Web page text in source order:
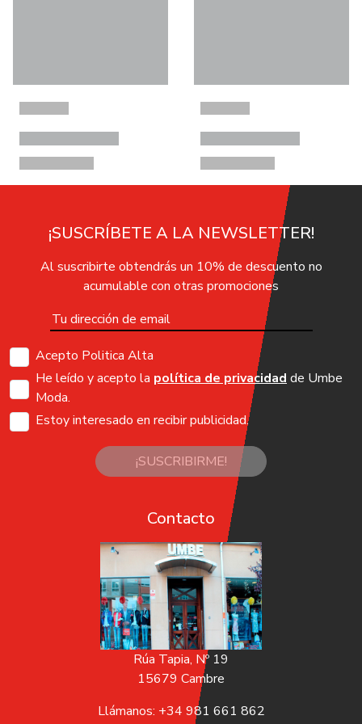
¡SUSCRÍBETE A LA NEWSLETTER!
Al suscribirte obtendrás un 10% de descuento no
acumulable con otras promociones
Acepto Politica Alta
He leído y acepto la política de privacidad de Umbe
Moda.
Estoy interesado en recibir publicidad.
¡SUSCRIBIRME!
Contacto
Rúa Tapia, Nº 19
15679 Cambre
Llámanos: +34 981 661 862